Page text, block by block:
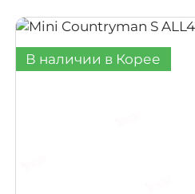
В наличии в Корее